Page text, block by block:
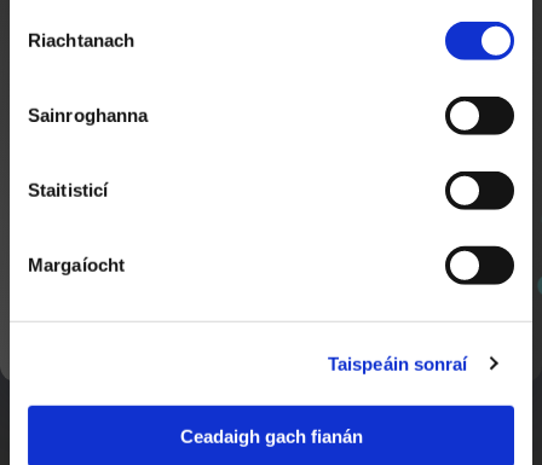
Toilithe
Riachtanach
Sainroghanna
Staitisticí
Margaíocht
Taispeáin sonraí
Ceadaigh gach fianán